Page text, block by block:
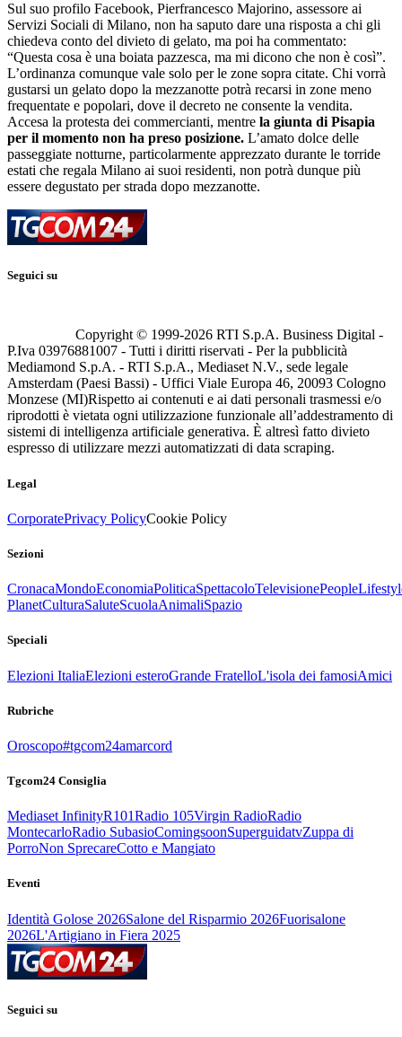
Sul suo profilo Facebook, Pierfrancesco Majorino, assessore ai
Servizi Sociali di Milano, non ha saputo dare una risposta a chi gli
chiedeva conto del divieto di gelato, ma poi ha commentato:
“Questa cosa è una boiata pazzesca, ma mi dicono che non è così”.
L’ordinanza comunque vale solo per le zone sopra citate. Chi vorrà
gustarsi un gelato dopo la mezzanotte potrà recarsi in zone meno
frequentate e popolari, dove il decreto ne consente la vendita.
Accesa la protesta dei commercianti, mentre la giunta di Pisapia
per il momento non ha preso posizione. L’amato dolce delle
passeggiate notturne, particolarmente apprezzato durante le torride
estati che regala Milano ai suoi residenti, non potrà dunque più
essere degustato per strada dopo mezzanotte.
Seguici su
Copyright © 1999-2026 RTI S.p.A. Business Digital -
P.Iva 03976881007 - Tutti i diritti riservati - Per la pubblicità
Mediamond S.p.A. - RTI S.p.A., Mediaset N.V., sede legale
Amsterdam (Paesi Bassi) - Uffici Viale Europa 46, 20093 Cologno
Monzese (MI)Rispetto ai contenuti e ai dati personali trasmessi e/o
riprodotti è vietata ogni utilizzazione funzionale all’addestramento di
sistemi di intelligenza artificiale generativa. È altresì fatto divieto
espresso di utilizzare mezzi automatizzati di data scraping.
Legal
CorporatePrivacy PolicyCookie Policy
Sezioni
CronacaMondoEconomiaPoliticaSpettacoloTelevisionePeople
PlanetCulturaSaluteScuolaAnimaliSpazio
Speciali
Elezioni ItaliaElezioni esteroGrande FratelloL'isola dei famosiAmici
Rubriche
Oroscopo#tgcom24amarcord
Tgcom24 Consiglia
Mediaset InfinityR101Radio 105Virgin RadioRadio
MontecarloRadio SubasioComingsoonSuperguidatvZuppa di
PorroNon SprecareCotto e Mangiato
Eventi
Identità Golose 2026Salone del Risparmio 2026Fuorisalone
2026L'Artigiano in Fiera 2025
Seguici su